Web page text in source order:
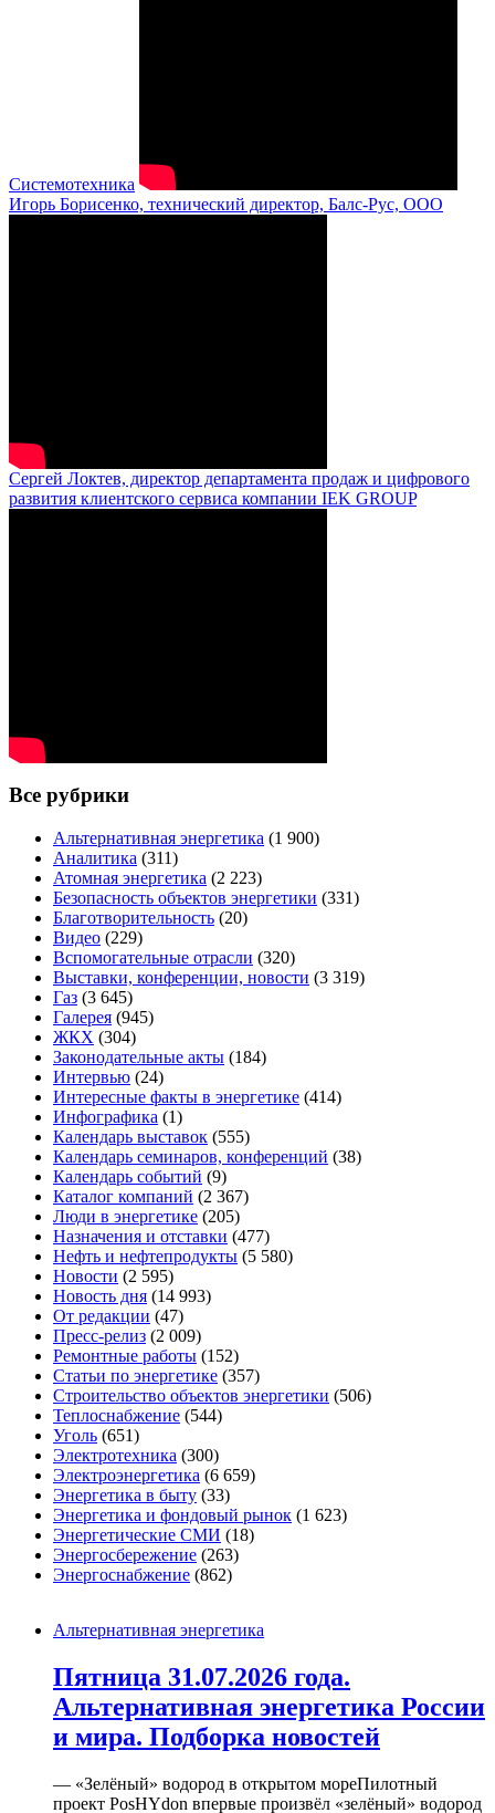
Системотехника
Игорь Борисенко, технический директор, Балс-Рус, ООО
Сергей Локтев, директор департамента продаж и цифрового
развития клиентского сервиса компании IEK GROUP
Все рубрики
Альтернативная энергетика (1 900)
Аналитика (311)
Атомная энергетика (2 223)
Безопасность объектов энергетики (331)
Благотворительность (20)
Видео (229)
Вспомогательные отрасли (320)
Выставки, конференции, новости (3 319)
Газ (3 645)
Галерея (945)
ЖКХ (304)
Законодательные акты (184)
Интервью (24)
Интересные факты в энергетике (414)
Инфографика (1)
Календарь выставок (555)
Календарь семинаров, конференций (38)
Календарь событий (9)
Каталог компаний (2 367)
Люди в энергетике (205)
Назначения и отставки (477)
Нефть и нефтепродукты (5 580)
Новости (2 595)
Новость дня (14 993)
От редакции (47)
Пресс-релиз (2 009)
Ремонтные работы (152)
Статьи по энергетике (357)
Строительство объектов энергетики (506)
Теплоснабжение (544)
Уголь (651)
Электротехника (300)
Электроэнергетика (6 659)
Энергетика в быту (33)
Энергетика и фондовый рынок (1 623)
Энергетические СМИ (18)
Энергосбережение (263)
Энергоснабжение (862)
Альтернативная энергетика
Пятница 31.07.2026 года.
Альтернативная энергетика России
и мира. Подборка новостей
— «Зелёный» водород в открытом мореПилотный
проект PosHYdon впервые произвёл «зелёный» водород